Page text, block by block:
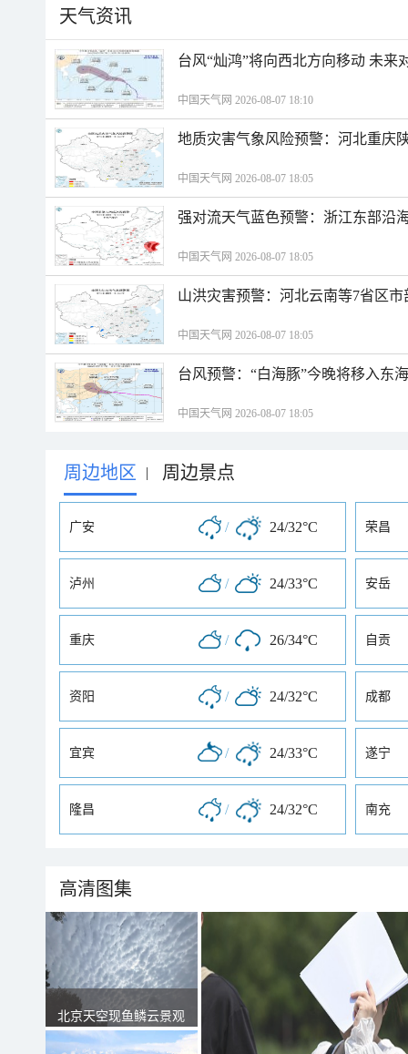
天气资讯
台风“灿鸿”将向西北方向移动 未来
中国天气网 2026-08-07 18:10
地质灾害气象风险预警：河北重庆
中国天气网 2026-08-07 18:05
强对流天气蓝色预警：浙江东部沿
中国天气网 2026-08-07 18:05
山洪灾害预警：河北云南等7省区
中国天气网 2026-08-07 18:05
台风预警：“白海豚”今晚将移入东
中国天气网 2026-08-07 18:05
周边地区 | 周边景点
广安 / 24/32°C 荣昌
泸州 / 24/33°C 安岳
重庆 / 26/34°C 自贡
资阳 / 24/32°C 成都
宜宾 / 24/33°C 遂宁
隆昌 / 24/32°C 南充
高清图集
北京天空现鱼鳞云景观